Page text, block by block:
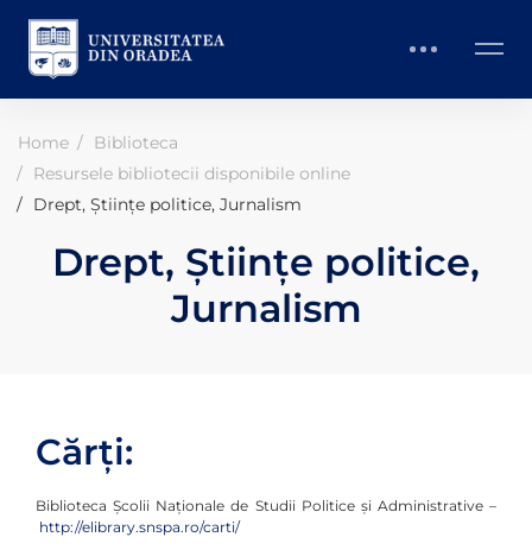
Home
Biblioteca
​Resursele bibliotecii disponibile online
Drept, Științe politice, Jurnalism
Drept, Științe politice,
Jurnalism
Cărți:
Biblioteca Școlii Naționale de Studii Politice și Administrative –
http://elibrary.snspa.ro/carti/